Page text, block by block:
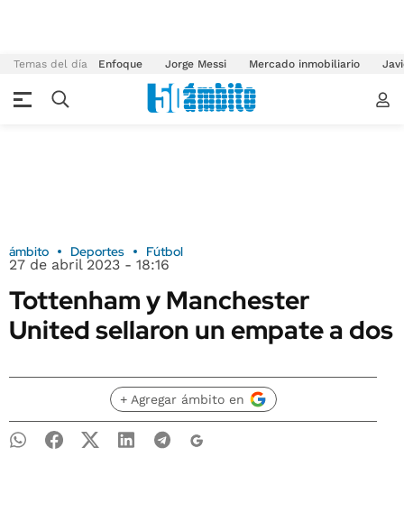
Temas del día Enfoque Jorge Messi Mercado inmobiliario
ámbito Deportes Fútbol
27 de abril 2023 - 18:16
Tottenham y Manchester
United sellaron un empate a dos
+ Agregar ámbito en